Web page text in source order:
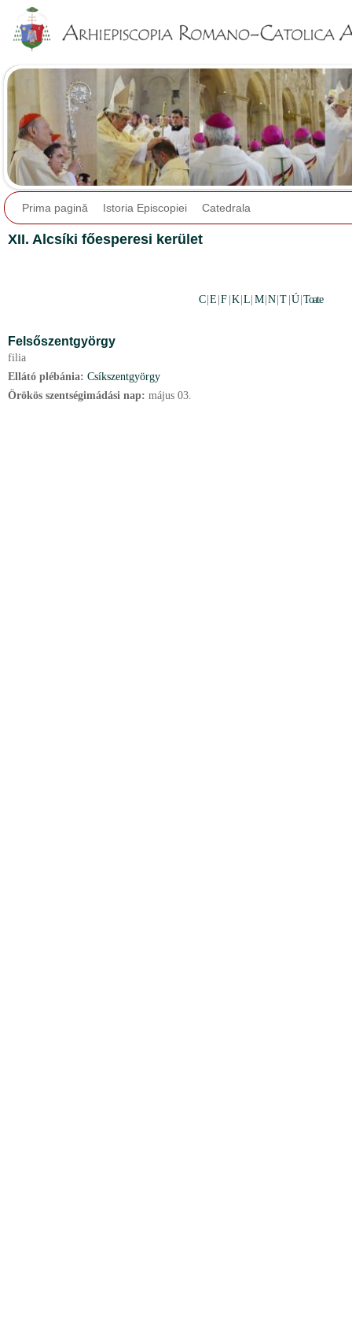
Prima pagină Istoria Episcopiei Catedrala
XII. Alcsíki főesperesi kerület
C E |F K |L M |N |T Ú |Toate
Felsőszentgyörgy
filia
Ellátó plébánia: Csíkszentgyörgy
Örökös szentségimádási nap: május 03.